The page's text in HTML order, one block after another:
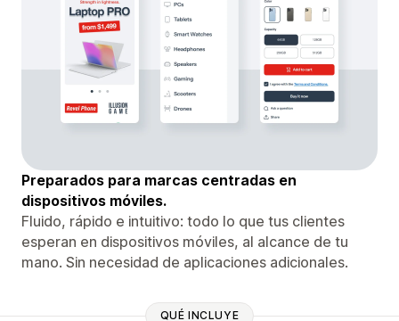
Preparados para marcas centradas en
dispositivos móviles.
Fluido, rápido e intuitivo: todo lo que tus clientes
esperan en dispositivos móviles, al alcance de tu
mano. Sin necesidad de aplicaciones adicionales.
QUÉ INCLUYE